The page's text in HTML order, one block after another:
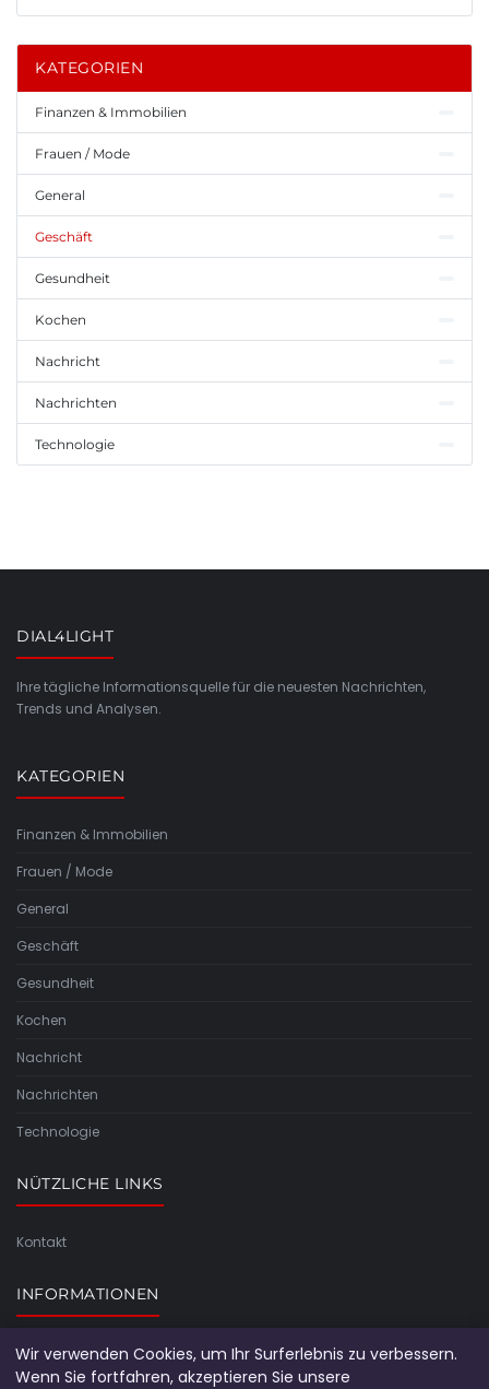
KATEGORIEN
Finanzen & Immobilien
Frauen / Mode
General
Geschäft
Gesundheit
Kochen
Nachricht
Nachrichten
Technologie
DIAL4LIGHT
Ihre tägliche Informationsquelle für die neuesten Nachrichten,
Trends und Analysen.
KATEGORIEN
Finanzen & Immobilien
Frauen / Mode
General
Geschäft
Gesundheit
Kochen
Nachricht
Nachrichten
Technologie
NÜTZLICHE LINKS
Kontakt
INFORMATIONEN
Seitenübersicht
Wir verwenden Cookies, um Ihr Surferlebnis zu verbessern.
Wenn Sie fortfahren, akzeptieren Sie unsere